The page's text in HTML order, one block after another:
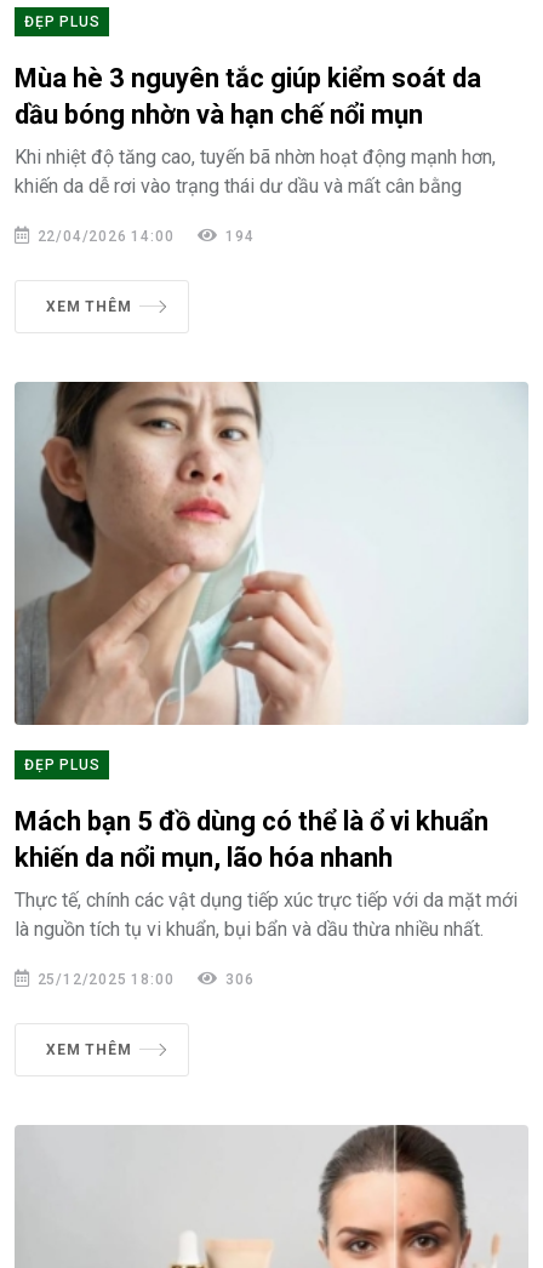
ĐẸP PLUS
Mùa hè 3 nguyên tắc giúp kiểm soát da
dầu bóng nhờn và hạn chế nổi mụn
Khi nhiệt độ tăng cao, tuyến bã nhờn hoạt động mạnh hơn,
khiến da dễ rơi vào trạng thái dư dầu và mất cân bằng
22/04/2026 14:00 194
XEM THÊM
ĐẸP PLUS
Mách bạn 5 đồ dùng có thể là ổ vi khuẩn
khiến da nổi mụn, lão hóa nhanh
Thực tế, chính các vật dụng tiếp xúc trực tiếp với da mặt mới
là nguồn tích tụ vi khuẩn, bụi bẩn và dầu thừa nhiều nhất.
25/12/2025 18:00 306
XEM THÊM